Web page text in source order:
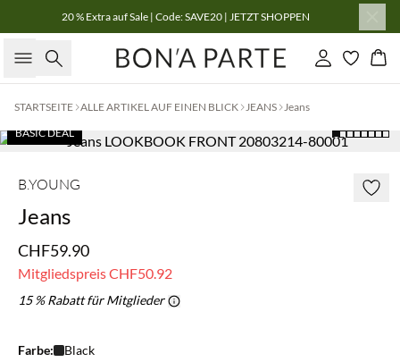
20 % Extra auf Sale | Code: SAVE20 | JETZT SHOPPEN
Suche Einloggen
STARTSEITE ALLE ARTIKEL AUF EINEN BLICK JEANS Jeans
BASIC DEAL
B.YOUNG
Jeans
CHF59.90
MitgliedspreisCHF50.92
15 % Rabatt für Mitglieder
Farbe: Black